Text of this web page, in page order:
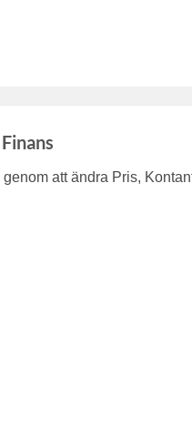
att ändra Pris,